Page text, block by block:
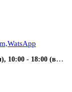
РЕЖИМ РАБОТЫ (МСК): 10:00 - 21:00 (будни), 10:00 - 18:00 (выходные).